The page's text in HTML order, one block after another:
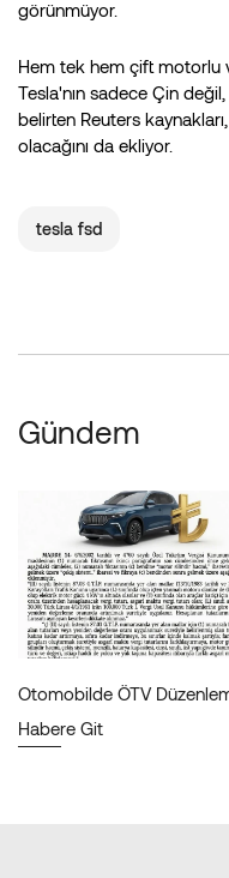
görünmüyor.
Hem tek hem çift motorlu
Tesla'nın sadece Çin
belirten Reuters
olacağını da ekliyor.
tesla fsd
Gündem
Otomobilde ÖTV
Habere Git